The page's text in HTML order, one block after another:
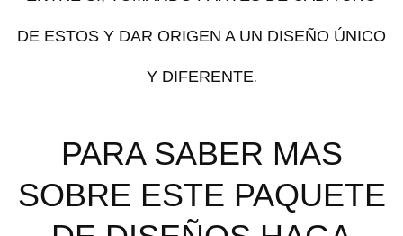
DE ESTOS Y DAR ORIGEN A UN DISEÑO ÚNICO
Y DIFERENTE.
PARA SABER MAS
SOBRE ESTE PAQUETE